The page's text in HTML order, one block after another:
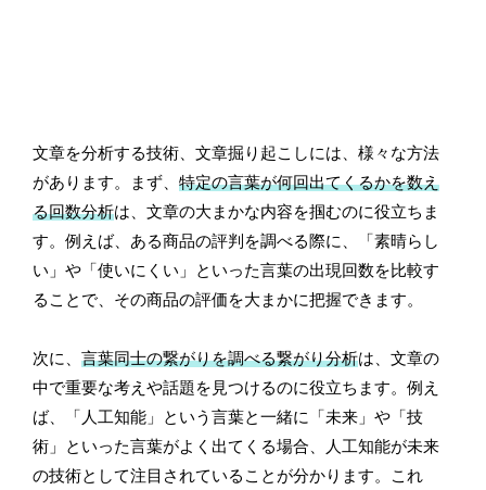
文章を分析する技術、文章掘り起こしには、様々な方法
があります。まず、特定の言葉が何回出てくるかを数え
る回数分析は、文章の大まかな内容を掴むのに役立ちま
す。例えば、ある商品の評判を調べる際に、「素晴らし
い」や「使いにくい」といった言葉の出現回数を比較す
ることで、その商品の評価を大まかに把握できます。
次に、言葉同士の繋がりを調べる繋がり分析は、文章の
中で重要な考えや話題を見つけるのに役立ちます。例え
ば、「人工知能」という言葉と一緒に「未来」や「技
術」といった言葉がよく出てくる場合、人工知能が未来
の技術として注目されていることが分かります。これ